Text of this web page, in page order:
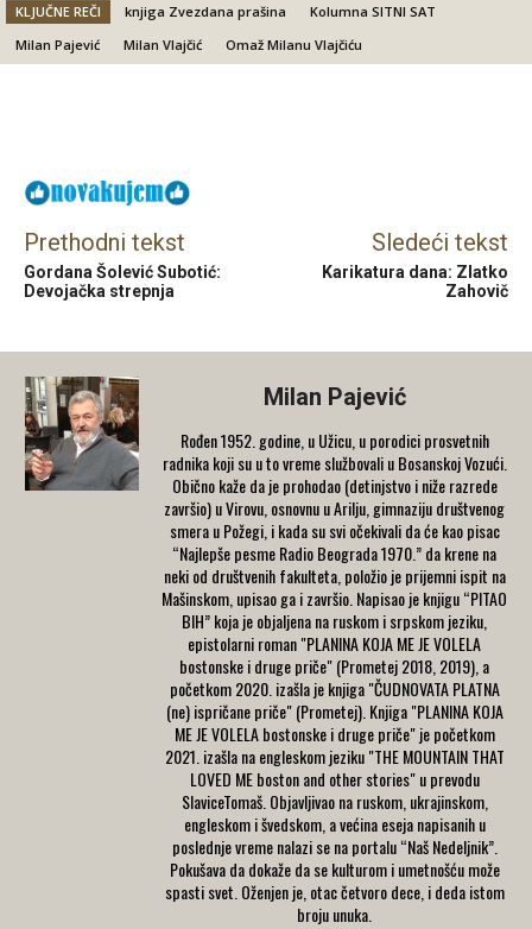
KLJUČNE REČI knjiga Zvezdana prašina
Kolumna SITNI SAT
Milan Pajević
Milan Vlajčić Omaž Milanu Vlajčiću
Prethodni tekst
Gordana Šolević Subotić:
Devojačka strepnja
Sledeći tekst
Karikatura dana: Zlatko
Zahovič
Milan Pajević
Rođen 1952. godine, u Užicu, u porodici prosvetnih
radnika koji su u to vreme službovali u Bosanskoj Vozući.
Obično kaže da je prohodao (detinjstvo i niže razrede
završio) u Virovu, osnovnu u Arilju, gimnaziju društvenog
smera u Požegi, i kada su svi očekivali da će kao pisac
“Najlepše pesme Radio Beograda 1970.” da krene na
neki od društvenih fakulteta, položio je prijemni ispit na
Mašinskom, upisao ga i završio. Napisao je knjigu “PITAO
BIH” koja je objaljena na ruskom i srpskom jeziku,
epistolarni roman "PLANINA KOJA ME JE VOLELA
bostonske i druge priče" (Prometej 2018, 2019), a
početkom 2020. izašla je knjiga "ČUDNOVATA PLATNA
(ne) ispričane priče" (Prometej). Knjiga "PLANINA KOJA
ME JE VOLELA bostonske i druge priče" je početkom
2021. izašla na engleskom jeziku "THE MOUNTAIN THAT
LOVED ME boston and other stories" u prevodu
SlaviceTomaš. Objavljivao na ruskom, ukrajinskom,
engleskom i švedskom, a većina eseja napisanih u
poslednje vreme nalazi se na portalu “Naš Nedeljnik”.
Pokušava da dokaže da se kulturom i umetnošću može
spasti svet. Oženjen je, otac četvoro dece, i deda istom
broju unuka.